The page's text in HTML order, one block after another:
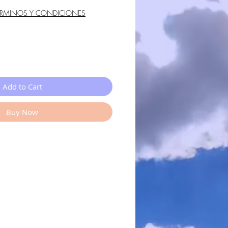
Y CONDICIONES
Add to Cart
Buy Now